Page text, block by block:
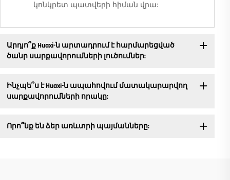
կոնկրետ պատվերի հիման վրա:
Արդյո՞ք Huaxi-ն արտադրում է հարմարեցված
ծանր սարքավորումների լուծումներ:
Ինչպե՞ս է Huaxi-ն ապահովում մատակարարվող
սարքավորումների որակը:
Որո՞նք են ձեր առևտրի պայմանները: